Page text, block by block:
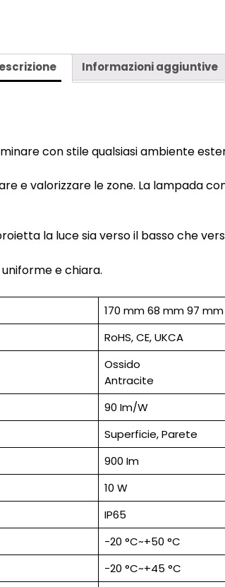
Informazioni aggiuntive
con stile qualsiasi ambiente
e valorizzare le zone. La lampada
la luce sia verso il basso che
e chiara.
170 mm 68 mm 97 mm
RoHS, CE, UKCA
Ossido
Antracite
90 Im/W
Superficie, Parete
900 Im
10 W
IP65
-20 °C~+50 °C
-20 °C~+45 °C